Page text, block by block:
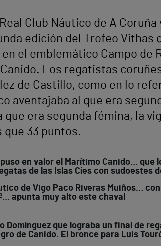
Club Náutico de A
edición del Trofeo Vithas
el emblemático Campo de
Los regatistas
de Castillo, como en lo
aventajaba al que era
era segunda fémina, la
que 33 puntos.
en valor el Marítimo Canido… que
de las Islas Cíes con sudoestes
de Vigo Paco Riveras Muiños…
apunta muy alto este chaval
Domínguez que lograba un final de
de Canido. El bronce para Luis